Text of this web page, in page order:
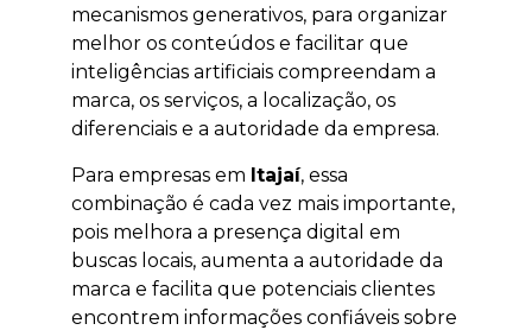
mecanismos generativos, para organizar
melhor os conteúdos e facilitar que
inteligências artificiais compreendam a
marca, os serviços, a localização, os
diferenciais e a autoridade da empresa.
Para empresas em Itajaí, essa
combinação é cada vez mais importante,
pois melhora a presença digital em
buscas locais, aumenta a autoridade da
marca e facilita que potenciais clientes
encontrem informações confiáveis sobre